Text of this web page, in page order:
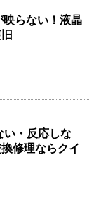
映らない！液晶
い・反応しな
修理ならクイ